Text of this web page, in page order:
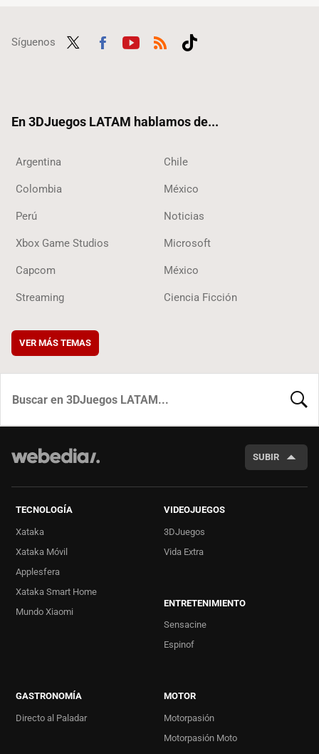
Síguenos
En 3DJuegos LATAM hablamos de...
Argentina Chile
Colombia México
Perú Noticias
Xbox Game Studios Microsoft
Capcom México
Streaming Ciencia Ficción
VER MÁS TEMAS
SUBIR
TECNOLOGÍA
Xataka
Xataka Móvil
Applesfera
Xataka Smart Home
Mundo Xiaomi
VIDEOJUEGOS
3DJuegos
Vida Extra
ENTRETENIMIENTO
Sensacine
Espinof
GASTRONOMÍA
Directo al Paladar
MOTOR
Motorpasión
Motorpasión Moto